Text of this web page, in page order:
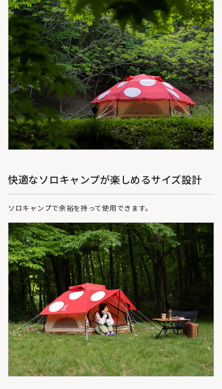
快適なソロキャンプが楽しめるサイズ設計
ソロキャンプで余裕を持って使用できます。